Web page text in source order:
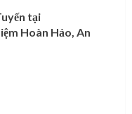
tại
Hoàn Hảo, An